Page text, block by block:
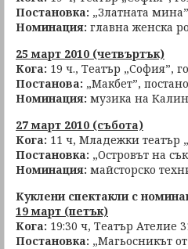
Постановка: „Златната
Номинация: главна женска
25 март 2010 (четвъртък)
Кога: 19 ч., Театър „София”,
Постанова: „Макбет”,
Номинация: музика на
27 март 2010 (събота)
Кога: 11 ч, Младежки театър
Постановка: „Островът на
Номинация: майсторско
Куклени спектакли с
19 март (петък)
Кога: 19:30 ч, Театър Ателие
Постановка: „Магьосникът